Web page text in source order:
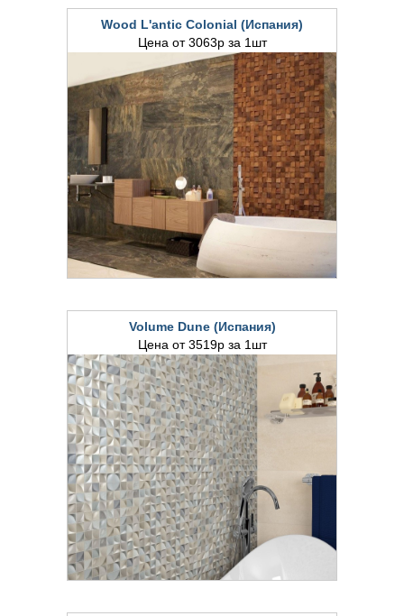
Wood L'antic Colonial (Испания)
Цена от 3063р за 1шт
Volume Dune (Испания)
Цена от 3519р за 1шт